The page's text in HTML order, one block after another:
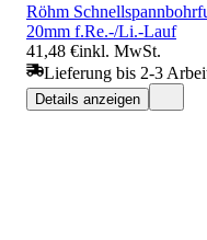
Röhm
20mm f.Re.-/Li.-Lauf
41,48 €inkl. MwSt.
Lieferung bis 2-3
Details anzeigen